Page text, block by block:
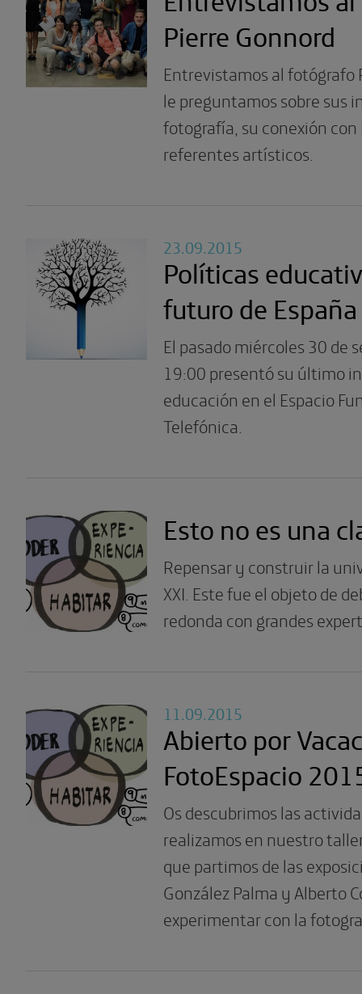
Pierre Gonnord
Entrevistamos al fotógrafo
le preguntamos sobre sus
fotografía, su conexión con
referentes artísticos.
23.09.2015
Políticas
futuro de España
El pasado miércoles 30 de
19:00 presentó su último
educación en el Espacio
Telefónica.
Esto no es una
Repensar y construir la
XXI. Este fue el objeto de
redonda con grandes
11.09.2015
Abierto por
FotoEspacio
Os descubrimos las
realizamos en nuestro
que partimos de las
González Palma y Alberto
experimentar con la